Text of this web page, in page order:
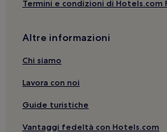
Termini e condizioni di Hotels.com
Altre informazioni
Chi siamo
Lavora con noi
Guide turistiche
Vantaggi fedeltà con Hotels.com